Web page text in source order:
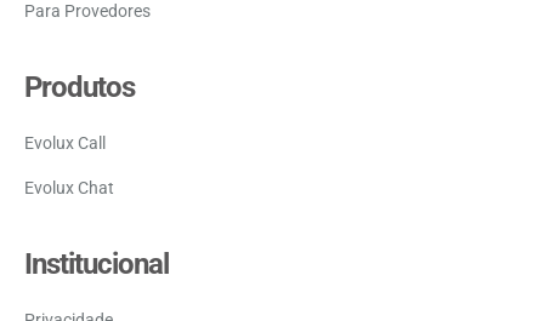
Para Provedores
Produtos
Evolux Call
Evolux Chat
Institucional